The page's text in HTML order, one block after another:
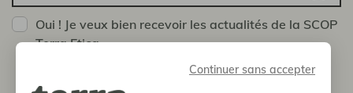
Continuer sans accepter
Oui ! Je veux bien recevoir les actualités de la SCOP
Terra Etica
Vous pouvez vous désinscrire à tout moment en nous
envoyant un message via la page Contact